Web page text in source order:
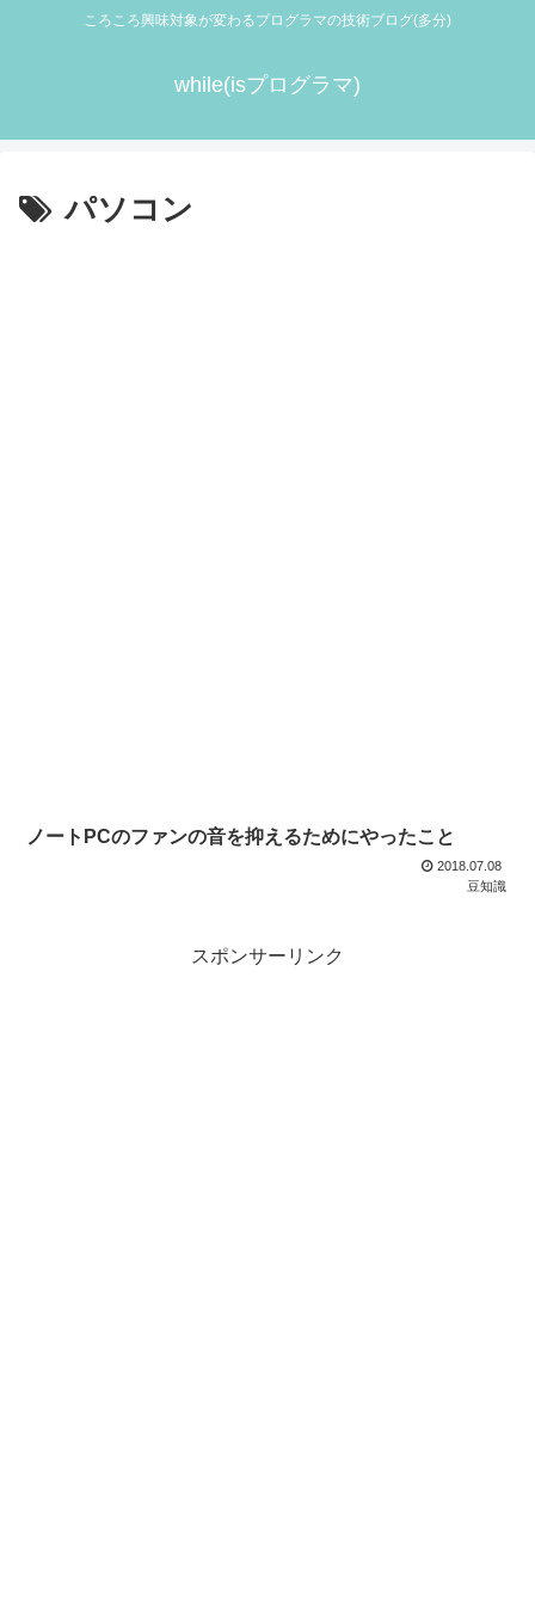
ころころ興味対象が変わるプログラマの技術ブログ(多分)
while(isプログラマ)
パソコン
ノートPCのファンの音を抑えるためにやったこと
2018.07.08
豆知識
スポンサーリンク